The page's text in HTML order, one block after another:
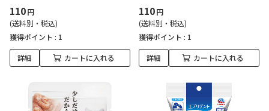
110円
(送料別・税込)
獲得ポイント : 1
詳細 カートに入れる
110円
(送料別・税込)
獲得ポイント : 1
詳細 カートに入れる